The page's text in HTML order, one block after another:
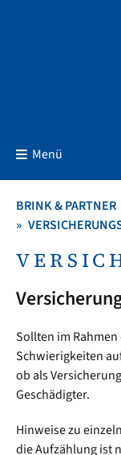
Menü
BRINK & PARTNER
Sollten im
Schwierigkeiten
ob als
Geschädigter.
Hinweise zu
die Aufzählung ist